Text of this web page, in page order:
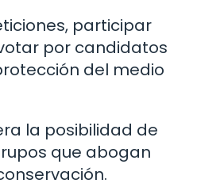
participar
por candidatos
del medio
la posibilidad de
que abogan